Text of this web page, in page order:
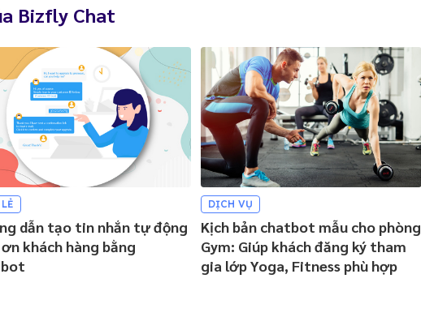
Bizfly Chat
dẫn tạo tin nhắn tự động
khách hàng bằng
DỊCH VỤ
Kịch bản chatbot mẫu cho phòng
Gym: Giúp khách đăng ký tham
gia lớp Yoga, Fitness phù hợp